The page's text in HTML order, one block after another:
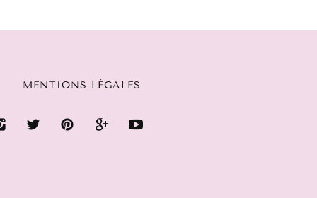
MENTIONS LÉGALES